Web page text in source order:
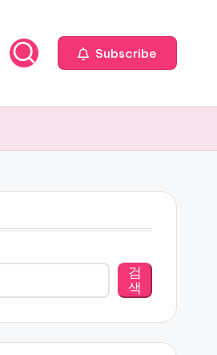
Subscribe
검
색